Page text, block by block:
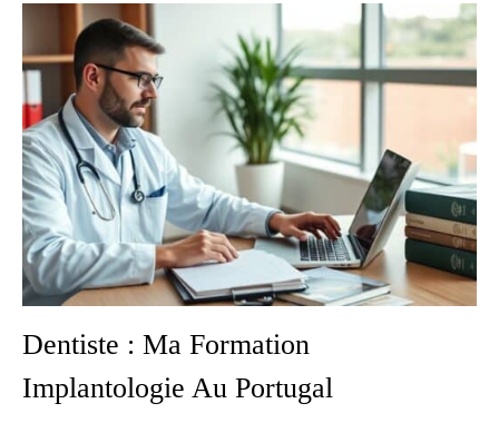
Dentiste : Ma Formation
Implantologie Au Portugal